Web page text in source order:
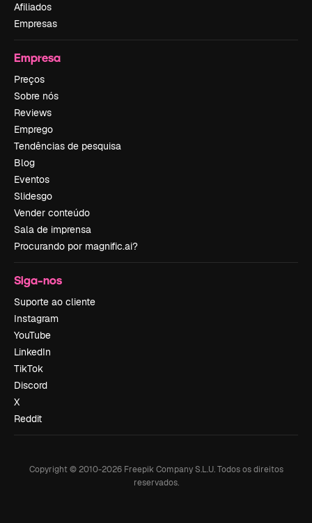
Afiliados
Empresas
Empresa
Preços
Sobre nós
Reviews
Emprego
Tendências de pesquisa
Blog
Eventos
Slidesgo
Vender conteúdo
Sala de imprensa
Procurando por magnific.ai?
Siga-nos
Suporte ao cliente
Instagram
YouTube
LinkedIn
TikTok
Discord
X
Reddit
Copyright © 2010-2026Freepik Company S.L.U. Todos os direitos
reservados.